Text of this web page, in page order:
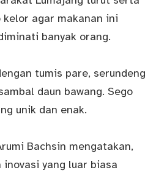
agar makanan ini
banyak orang.
tumis pare, serundeng
daun bawang. Sego
unik dan enak.
Bachsin mengatakan,
yang luar biasa